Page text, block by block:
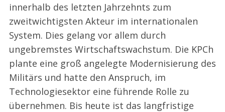
innerhalb des letzten Jahrzehnts zum
zweitwichtigsten Akteur im internationalen
System. Dies gelang vor allem durch
ungebremstes Wirtschaftswachstum. Die KPCh
plante eine groß angelegte Modernisierung des
Militärs und hatte den Anspruch, im
Technologiesektor eine führende Rolle zu
übernehmen. Bis heute ist das langfristige